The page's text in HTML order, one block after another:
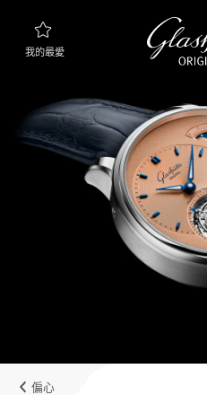
我的最愛
腕錶查詢 新品資訊
格拉蘇蒂原創品牌
製錶廠，歷史與合作夥伴
偏心